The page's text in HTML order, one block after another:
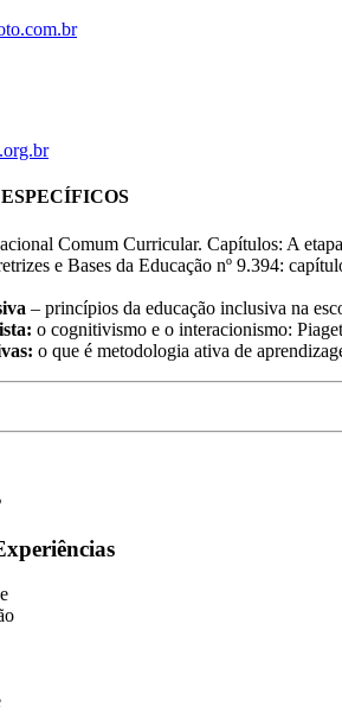
Comum Curricular. Capítulos: A
e Bases da Educação nº 9.394:
– princípios da educação inclusiva na
o cognitivismo e o interacionismo:
o que é metodologia ativa de